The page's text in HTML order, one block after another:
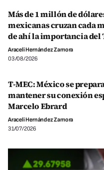
Más de 1 millón de
mexicanas cruzan cada
de ahí la importancia del
Araceli Hernández Zamora
03/08/2026
T-MEC: México se
mantener su conexión
Marcelo Ebrard
Araceli Hernández Zamora
31/07/2026